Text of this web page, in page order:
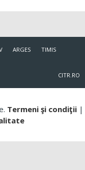
ARGES TIMIS
CITR.RO
Termeni şi condiţii |